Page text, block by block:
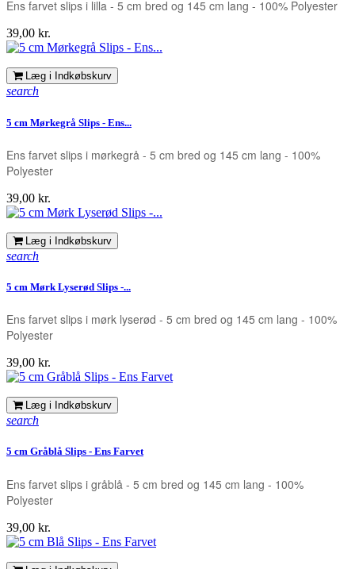
Ens farvet slips i lilla - 5 cm bred og 145 cm lang - 100% Polyester
Pris
39,00 kr.
Læg i Indkøbskurv
search
5 cm Mørkegrå Slips - Ens...
Ens farvet slips i mørkegrå - 5 cm bred og 145 cm lang - 100%
Polyester
Pris
39,00 kr.
Læg i Indkøbskurv
search
5 cm Mørk Lyserød Slips -...
Ens farvet slips i mørk lyserød - 5 cm bred og 145 cm lang - 100%
Polyester
Pris
39,00 kr.
Læg i Indkøbskurv
search
5 cm Gråblå Slips - Ens Farvet
Ens farvet slips i gråblå - 5 cm bred og 145 cm lang - 100%
Polyester
Pris
39,00 kr.